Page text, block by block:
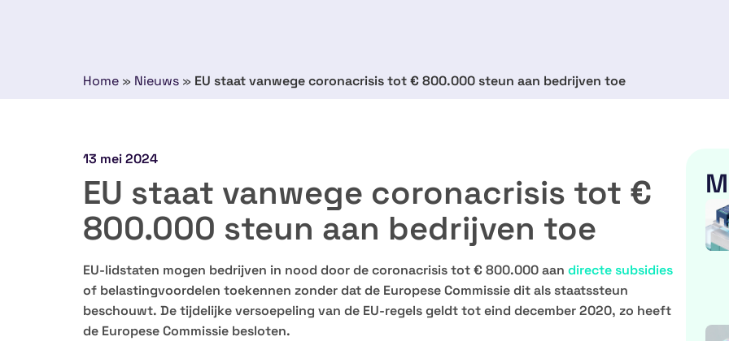
Home » Nieuws » EU staat vanwege coronacrisis tot € 800.000 steun aan bedrijven toe
13 mei 2024
EU staat vanwege coronacrisis tot €
800.000 steun aan bedrijven toe
EU-lidstaten mogen bedrijven in nood door de coronacrisis tot € 800.000 aan directe subsidies
of belastingvoordelen toekennen zonder dat de Europese Commissie dit als staatssteun
beschouwt. De tijdelijke versoepeling van de EU-regels geldt tot eind december 2020, zo heeft
de Europese Commissie besloten.